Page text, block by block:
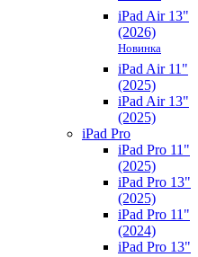
iPad Air 13"
(2026)
Новинка
iPad Air 11"
(2025)
iPad Air 13"
(2025)
iPad Pro
iPad Pro 11"
(2025)
iPad Pro 13"
(2025)
iPad Pro 11"
(2024)
iPad Pro 13"